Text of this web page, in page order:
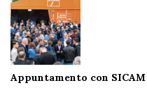
Appuntamento con SICAM